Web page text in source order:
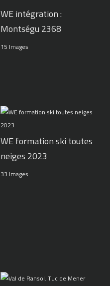
WE intégration :
Montségu 2368
15 Images
WE formation ski toutes
neiges 2023
33 Images